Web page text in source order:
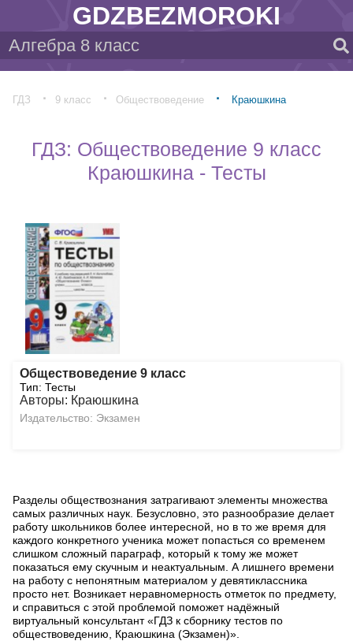
GDZBEZMOROKI
ГДЗ 9 класс Обществоведение Краюшкина
ГДЗ: Обществоведение 9 класс
Краюшкина - Тесты
Обществоведение 9 класс
Тип: Тесты
Авторы: Краюшкина
Издательство: Экзамен
Разделы обществознания затрагивают элементы множества
самых различных наук. Безусловно, это разнообразие делает
работу школьников более интересной, но в то же время для
каждого конкретного ученика может попасться со временем
слишком сложный параграф, который к тому же может
показаться ему скучным и неактуальным. А лишнего времени
на работу с непонятным материалом у девятиклассника
просто нет. Возникает неравномерность отметок по предмету,
и справиться с этой проблемой поможет надёжный
виртуальный консультант «ГДЗ к сборнику тестов по
обществоведению, Краюшкина (Экзамен)».